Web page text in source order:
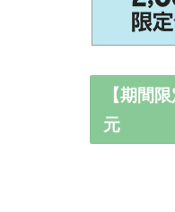
【期間
元